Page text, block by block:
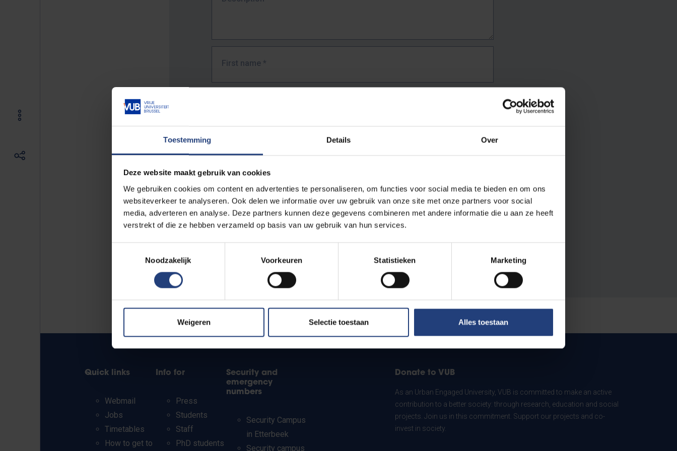
Toestemming Details Over
Deze website maakt gebruik van cookies
We gebruiken cookies om content en advertenties te personaliseren, om functies voor social media te bieden en om ons
websiteverkeer te analyseren. Ook delen we informatie over uw gebruik van onze site met onze partners voor social
media, adverteren en analyse. Deze partners kunnen deze gegevens combineren met andere informatie die u aan ze heeft
verstrekt of die ze hebben verzameld op basis van uw gebruik van hun services.
Noodzakelijk
Voorkeuren Statistieken Marketing
Weigeren Selectie toestaan Alles toestaan
First name *
The full URL of the page where you encountered the error.
E.g. https://www.vub.be/nl/studeren-aan-de-vub/alle-opleidingen
Quick links
Webmail
Jobs
Timetables
How to get to
Info for
Press
Students
Staff
PhD students
Security and
emergency
numbers
Security Campus
in Etterbeek
Security campus
Donate to VUB
As an Urban Engaged University, VUB is committed to make an active
contribution to a better society: through research, education and social
projects. Join us in this commitment. Support our projects and co-
invest in society.